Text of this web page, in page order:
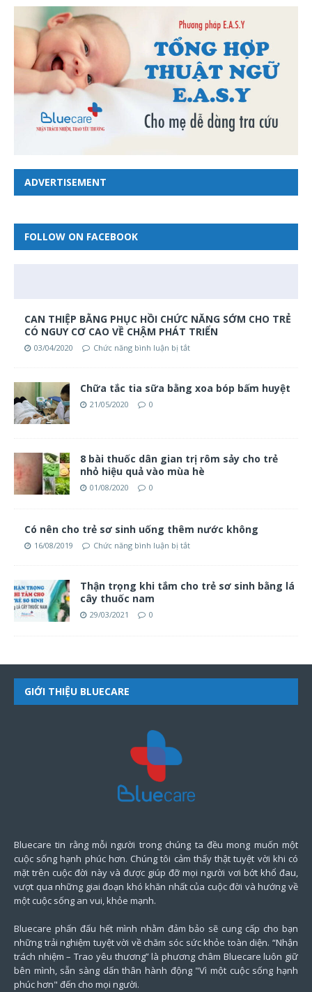
ADVERTISEMENT
FOLLOW ON FACEBOOK
CAN THIỆP BẰNG PHỤC HỒI CHỨC NĂNG SỚM CHO TRẺ
CÓ NGUY CƠ CAO VỀ CHẬM PHÁT TRIỂN
03/04/2020 Chức năng bình luận bị tắt
Chữa tắc tia sữa bằng xoa bóp bấm huyệt
21/05/2020 0
8 bài thuốc dân gian trị rôm sảy cho trẻ
nhỏ hiệu quả vào mùa hè
01/08/2020 0
Có nên cho trẻ sơ sinh uống thêm nước không
16/08/2019 Chức năng bình luận bị tắt
Thận trọng khi tắm cho trẻ sơ sinh bằng lá
cây thuốc nam
29/03/2021 0
GIỚI THIỆU BLUECARE
Bluecare tin rằng mỗi người trong chúng ta đều mong muốn một
cuộc sống hạnh phúc hơn. Chúng tôi cảm thấy thật tuyệt vời khi có
mặt trên cuộc đời này và được giúp đỡ mọi người vơi bớt khổ đau,
vượt qua những giai đoạn khó khăn nhất của cuộc đời và hướng về
một cuộc sống an vui, khỏe mạnh.
Bluecare phấn đấu hết mình nhằm đảm bảo sẽ cung cấp cho bạn
những trải nghiệm tuyệt vời về chăm sóc sức khỏe toàn diện. “Nhận
trách nhiệm – Trao yêu thương” là phương châm Bluecare luôn giữ
bên mình, sẵn sàng dấn thân hành động "Vì một cuộc sống hạnh
phúc hơn" đến cho mọi người.